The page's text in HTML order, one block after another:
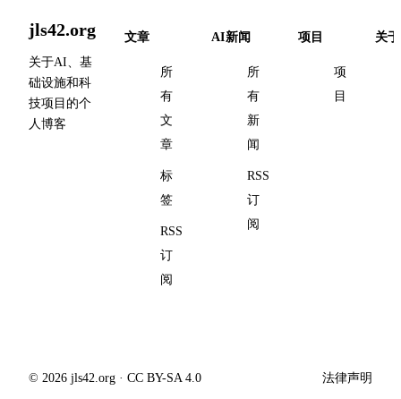
jls42.org
关于AI、基
础设施和科
技项目的个
人博客
文章
所
有
文
章
标
签
RSS
订
阅
AI新闻
所
有
新
闻
RSS
订
阅
项目
项
目
关于
© 2026 jls42.org · CC BY-SA 4.0 法律声明